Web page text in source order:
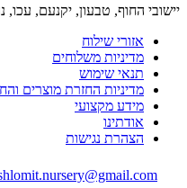
יישובי החוף, טבעון, יקנעם, עכו,
אזורי שילוח
מדיניות משלוחים
תנאי שימוש
מדיניות החזרת מוצרים
מידע מקצועי
אודתינו
הצהרת נגישות